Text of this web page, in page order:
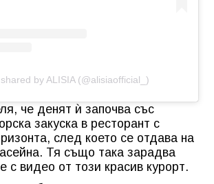
by ALISIA (@alisiaofficial_)
че денят ѝ започва със
закуска в ресторант с
след което се отдава на
Тя също така зарадва
с видео от този красив курорт.